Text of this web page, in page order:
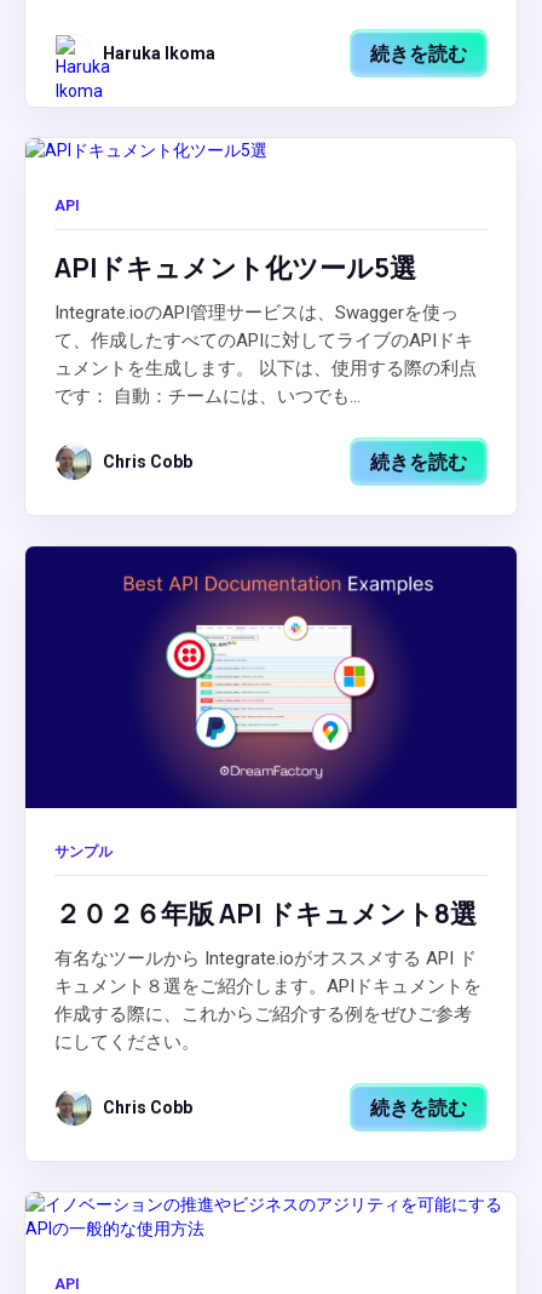
Haruka Ikoma 続きを読む
API
APIドキュメント化ツール5選
Integrate.ioのAPI管理サービスは、Swaggerを使っ
て、作成したすべてのAPIに対してライブのAPIドキ
ュメントを生成します。 以下は、使用する際の利点
です： 自動：チームには、いつでも...
Chris Cobb 続きを読む
サンプル
２０２６年版 API ドキュメント8選
有名なツールから Integrate.ioがオススメする API ド
キュメント８選をご紹介します。APIドキュメントを
作成する際に、これからご紹介する例をぜひご参考
にしてください。
Chris Cobb 続きを読む
API